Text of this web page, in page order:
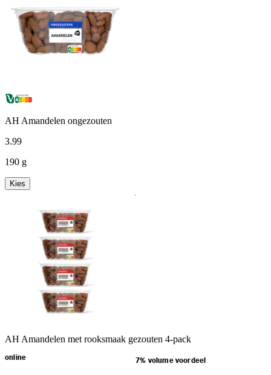
AH Amandelen ongezouten
3.99
190 g
Kies
AH Amandelen met rooksmaak gezouten 4-pack
online 7% volume voordeel